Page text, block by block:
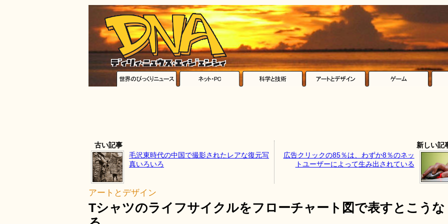
古い記事
毛沢東時代の中国で撮影されたレアな復元写
真いろいろ
新しい記
広告クリックの85％は、わずか8％のネッ
トユーザーによって生み出されている
アートとデザイン
Tシャツのライフサイクルをフローチャート図で表すとこうな